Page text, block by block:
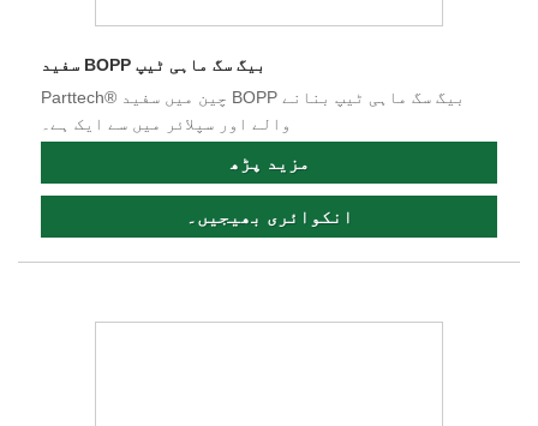
سفید BOPP بیگ سگ ماہی ٹیپ
Parttech® چین میں سفید BOPP بیگ سگ ماہی ٹیپ بنانے
والے اور سپلائر میں سے ایک ہے۔
مزید پڑھ
انکوائری بھیجیں۔